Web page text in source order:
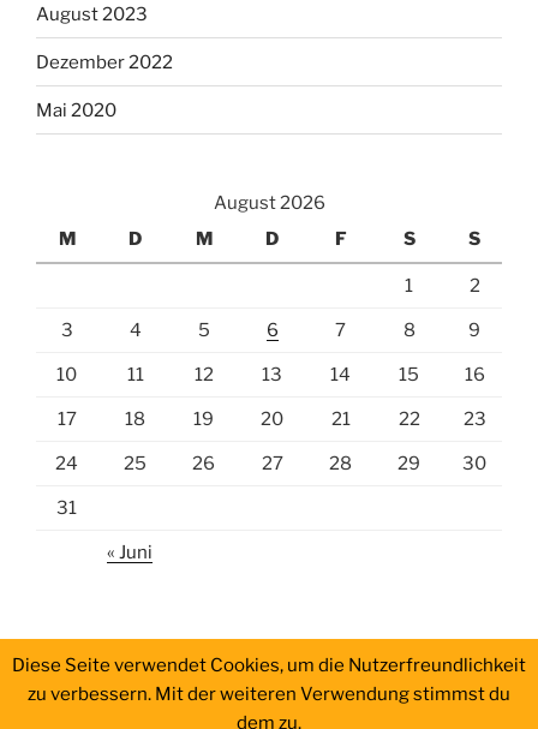
August 2023
Dezember 2022
Mai 2020
August 2026
M
D M D F S S
1 2
3 4 5 6 7 8 9
10 11 12 13 14 15 16
17 18 19 20 21 22 23
24 25 26 27 28 29 30
31
« Juni
Diese Seite verwendet Cookies, um die Nutzerfreundlichkeit
zu verbessern. Mit der weiteren Verwendung stimmst du
dem zu.